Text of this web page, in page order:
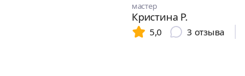
мастер
Кристина Р.
5,0
3 отзыва